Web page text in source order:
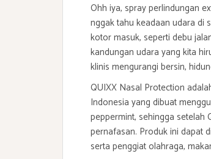
Ohh iya, spray perlindungan
nggak tahu keadaan udara di
kotor masuk, seperti debu
kandungan udara yang kita
klinis mengurangi bersin,
QUIXX Nasal Protection
Indonesia yang dibuat
peppermint, sehingga setelah
pernafasan. Produk ini dapat
serta penggiat olahraga,